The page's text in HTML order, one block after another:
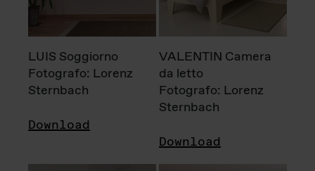
LUIS Soggiorno
Fotografo: Lorenz
Sternbach
Download
VALENTIN Camera
da letto
Fotografo: Lorenz
Sternbach
Download